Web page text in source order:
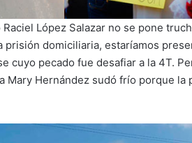
López Salazar no se pone
prisión domiciliaria, estaríamos
cuyo pecado fue desafiar a la 4T.
Mary Hernández sudó frío porque la